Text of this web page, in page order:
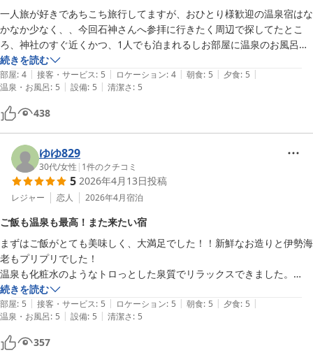
一人旅が好きであちこち旅行してますが、おひとり様歓迎の温泉宿はな
かなか少なく、、今回石神さんへ参拝に行きたく周辺で探してたとこ
ろ、神社のすぐ近くかつ、1人でも泊まれるしお部屋に温泉のお風呂が
ついてるというかなり魅力的な宿でラッキーでした！笑
一泊だけですがフロントの方々もとても親切で、気持ちよく過ごすこと
ができました。
色浴衣も様々な種類があったので嬉しかったです！
泊まったお部屋はこじんまりですが1人だと充分なスペースで、ウォー
ターサーバー付きだったりアメニティなども困らないほどきちんと設備
されていてとても良かったです！
テレビもサブスクと繋げれるスマートテレビで助かりました。
唯一のデメリットは一階のお部屋で階段の下だったので、階段の上り下
りする音とか振動がちょっと気になるかなぁってとこです。
朝食も夕食もとても美味しくいただきました！夕食に関しては食事処で
はなく囲炉裏でご用意してくださって、1人なのにこんな贅沢して申し
訳ないなぁと思いながらもなかなかこんな機会ないのでとても嬉しかっ
たです。ありがとうございました。
朝食はお部屋でゆっくり食事することができて、これもまた嬉しいポイ
ントです。
納豆が苦手なんですが臭みがなくて美味しく食べれたのもびっくりで
す！笑
また機会あれば利用したいですし、誰かと一緒にでも行きたいなと思え
る素敵なお宿さんでした。女性の一人旅好きな方には全力でおすすめで
続きを読む
部屋: 4 | 接客・サービス: 5 | ロケーション: 4 | 朝食: 5 | 夕食: 5 |
温泉・お風呂: 5 | 設備: 5 | 清潔さ: 5
438
ゆゆ829
30代/女性 | 1件のクチコミ
5 2026年4月13日投稿
レジャー 恋人 2026年4月宿泊
ご飯も温泉も最高！また来たい宿
まずはご飯がとても美味しく、大満足でした！！新鮮なお造りと伊勢海
老もプリプリでした！
温泉も化粧水のようなトロっとした泉質でリラックスできました。
ありがとうございました。
続きを読む
部屋: 5 | 接客・サービス: 5 | ロケーション: 5 | 朝食: 5 | 夕食: 5 |
温泉・お風呂: 5 | 設備: 5 | 清潔さ: 5
357